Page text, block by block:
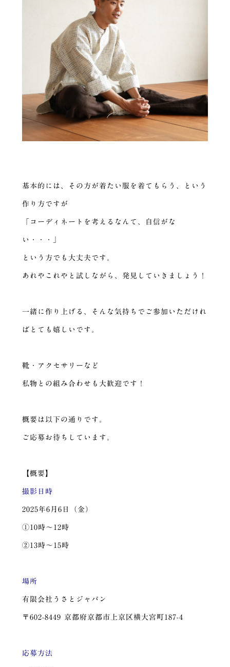
基本的には、その方が着たい服を着てもらう、という
作り方ですが
「コーディネートを考えるなんて、自信がな
い・・・」
という方でも大丈夫です。
あれやこれやと試しながら、発見していきましょう！
一緒に作り上げる、そんな気持ちでご参加いただけれ
ばとても嬉しいです。
靴・アクセサリーなど
私物との組み合わせも大歓迎です！
概要は以下の通りです。
ご応募お待ちしています。
【概要】
撮影日時
2025年6月6日（金）
①10時〜12時
②13時〜15時
場所
有限会社うさとジャパン
〒602-8449 京都府京都市上京区横大宮町187-4
応募方法